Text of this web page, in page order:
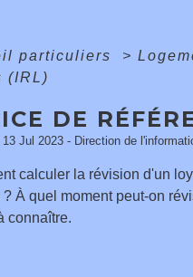
particuliers >
(IRL)
DE
Jul 2023 - Direction de
calculer la révision d'un
? À quel moment peut-on
connaître.